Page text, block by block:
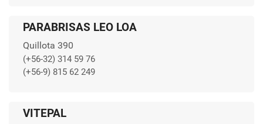
PARABRISAS LEO LOA
Quillota 390
(+56-32) 314 59 76
(+56-9) 815 62 249
VITEPAL